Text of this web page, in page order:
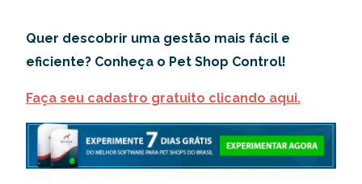
Quer descobrir uma gestão mais fácil e
eficiente? Conheça o Pet Shop Control!
Faça seu cadastro gratuito clicando aqui.